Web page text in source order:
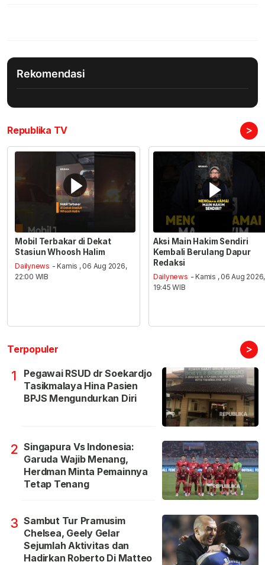
Rekomendasi
Republika TV >
Mobil Terbakar di Dekat
Stasiun Whoosh Halim
Dailynews - Kamis , 06 Aug 2026,
22:00 WIB
Aksi Main Hakim Sendiri
Kembali Berulang Dapur
Redaksi
Dailynews - Kamis , 06 Aug 2026,
19:45 WIB
Terpopuler >
1
Pegawai RSUD dr Soekardjo
Tasikmalaya Hina Pasien
BPJS Mengundurkan Diri
2 Singapura Vs Indonesia:
Garuda Wajib Menang,
Herdman Minta Pemainnya
Tetap Tenang
3 Sambut Tur Pramusim
Chelsea, Geely Gelar
Sejumlah Aktivitas dan
Hadirkan Roberto Di Matteo